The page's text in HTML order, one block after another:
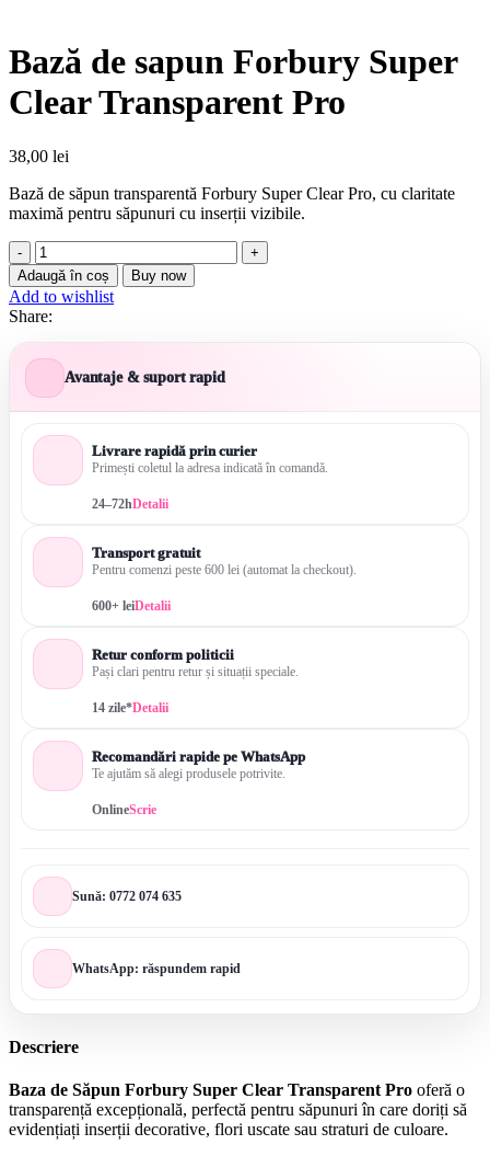
Bază de sapun Forbury Super
Clear Transparent Pro
38,00 lei
Bază de săpun transparentă Forbury Super Clear Pro, cu claritate
maximă pentru săpunuri cu inserții vizibile.
Cantitate
Bază
de
sapun
Forbury
Clear
Transparent
Adaugă în coș Buy now
Add to wishlist
Share:
Avantaje & suport rapid
Livrare rapidă prin curier
Primești coletul la adresa indicată în comandă.
24–72hDetalii
Transport gratuit
Pentru comenzi peste 600 lei (automat la checkout).
600+ leiDetalii
Retur conform politicii
Pași clari pentru retur și situații speciale.
14 zile*Detalii
Recomandări rapide pe WhatsApp
Te ajutăm să alegi produsele potrivite.
OnlineScrie
Sună: 0772 074 635
WhatsApp: răspundem rapid
Descriere
Baza de Săpun Forbury Super Clear Transparent Pro oferă o
transparență excepțională, perfectă pentru săpunuri în care doriți să
evidențiați inserții decorative, flori uscate sau straturi de culoare.